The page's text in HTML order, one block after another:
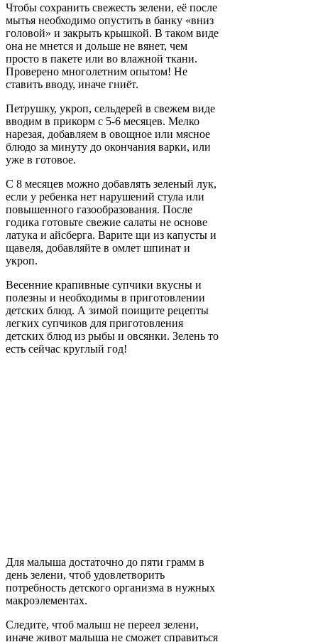
Чтобы сохранить свежесть зелени, её после
мытья необходимо опустить в банку «вниз
головой» и закрыть крышкой. В таком виде
она не мнется и дольше не вянет, чем
просто в пакете или во влажной ткани.
Проверено многолетним опытом! Не
ставить вводу, иначе гниёт.
Петрушку, укроп, сельдерей в свежем виде
вводим в прикорм с 5-6 месяцев. Мелко
нарезая, добавляем в овощное или мясное
блюдо за минуту до окончания варки, или
уже в готовое.
С 8 месяцев можно добавлять зеленый лук,
если у ребенка нет нарушений стула или
повышенного газообразования. После
годика готовьте свежие салаты не основе
латука и айсберга. Варите щи из капусты и
щавеля, добавляйте в омлет шпинат и
укроп.
Весенние крапивные супчики вкусны и
полезны и необходимы в приготовлении
детских блюд. А зимой поищите рецепты
легких супчиков для приготовления
детских блюд из рыбы и овсянки. Зелень то
есть сейчас круглый год!
Для малыша достаточно до пяти грамм в
день зелени, чтоб удовлетворить
потребность детского организма в нужных
макроэлементах.
Следите, чтоб малыш не переел зелени,
иначе живот малыша не сможет справиться